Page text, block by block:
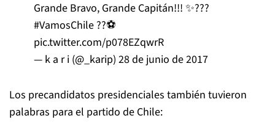
Grande Bravo, Grande Capitán!!! ✨???
#VamosChile ??⚽️
pic.twitter.com/p078EZqwrR
— k a r i (@_karip) 28 de junio de 2017
Los precandidatos presidenciales también tuvieron
palabras para el partido de Chile: